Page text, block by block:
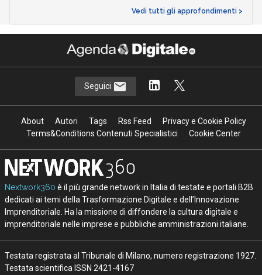
Vedi tutti gli approfondimenti >
Seguici
About Autori Tags Rss Feed
Privacy e Cookie Policy
Terms&Conditions Contenuti Specialistici
Cookie Center
Nextwork360 è il più grande network in Italia di testate e portali B2B
dedicati ai temi della Trasformazione Digitale e dell’Innovazione
Imprenditoriale. Ha la missione di diffondere la cultura digitale e
imprenditoriale nelle imprese e pubbliche amministrazioni italiane.
Testata registrata al Tribunale di Milano, numero registrazione 1927.
Testata scientifica ISSN 2421-4167